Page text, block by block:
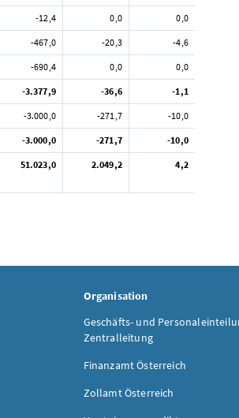
-12,4 0,0 0,0
-467,0 -20,3 -4,6
-690,4 0,0 0,0
-3.377,9 -36,6 -1,1
-3.000,0 -271,7 -10,0
-3.000,0 -271,7 -10,0
51.023,0 2.049,2 4,2
Organisation
Geschäfts- und
Zentralleitung
Finanzamt Österreich
Zollamt Österreich